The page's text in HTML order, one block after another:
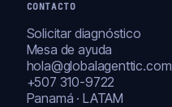
CONTACTO
Solicitar diagnóstico
Mesa de ayuda
hola@globalagenttic.com
+507 310-9722
Panamá · LATAM